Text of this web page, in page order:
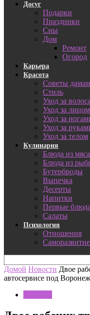
Досуг
Подарки
Праздники
Сны
Дом
Ремонт
Огород
Карьера
Красота
Советы дамам
Стиль
Уход за
Уход за лицом
Уход за
Уход за
Уход за телом
Кулинария
Блюда из мяса
Блюда из
Бутерброды
Выпечка
Десерты
Напитки
Первые блюда
Салаты
Психология
Отношения
Саморазвитие
Домой Новости Двое
автосервисе под